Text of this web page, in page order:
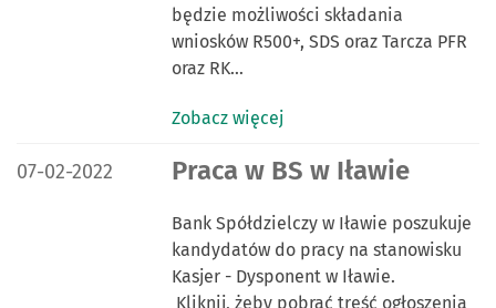
będzie możliwości składania
wniosków R500+, SDS oraz Tarcza PFR
oraz RK…
Zobacz więcej
DATA PUBLIKACJI:
07-02-2022 Praca w BS w Iławie
Bank Spółdzielczy w Iławie poszukuje
kandydatów do pracy na stanowisku
Kasjer - Dysponent w Iławie.
Kliknij, żeby pobrać treść ogłoszenia